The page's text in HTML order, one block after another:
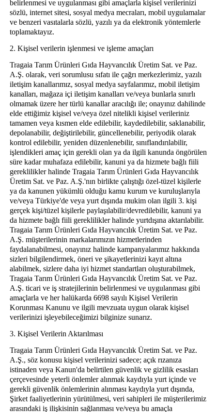
belirlenmesi ve uygulanması gibi amaçlarla kişisel verilerinizi
sözlü, internet sitesi, sosyal medya mecraları, mobil uygulamalar
ve benzeri vasıtalarla sözlü, yazılı ya da elektronik yöntemlerle
toplamaktayız.
2. Kişisel verilerin işlenmesi ve işleme amaçları
Tragaia Tarım Ürünleri Gıda Hayvancılık Üretim Sat. ve Paz.
A.Ş. olarak, veri sorumlusu sıfatı ile çağrı merkezlerimiz, yazılı
iletişim kanallarımız, sosyal medya sayfalarımız, mobil iletişim
kanalları, mağaza içi iletişim kanalları ve/veya bunlarla sınırlı
olmamak üzere her türlü kanallar aracılığı ile; onayınız dahilinde
elde ettiğimiz kişisel ve/veya özel nitelikli kişisel verileriniz
tamamen veya kısmen elde edilebilir, kaydedilebilir, saklanabilir,
depolanabilir, değiştirilebilir, güncellenebilir, periyodik olarak
kontrol edilebilir, yeniden düzenlenebilir, sınıflandırılabilir,
işlendikleri amaç için gerekli olan ya da ilgili kanunda öngörülen
süre kadar muhafaza edilebilir, kanuni ya da hizmete bağlı fiili
gereklilikler halinde Tragaia Tarım Ürünleri Gıda Hayvancılık
Üretim Sat. ve Paz. A.Ş.'nın birlikte çalıştığı özel-tüzel kişilerle
ya da kanunen yükümlü olduğu kamu kurum ve kuruluşlarıyla
ve/veya Türkiye'de veya yurt dışında mukim olan ilgili 3. kişi
gerçek kişi/tüzel kişilerle paylaşılabilir/devredilebilir, kanuni ya
da hizmete bağlı fiili gereklilikler halinde yurtdışına aktarılabilir.
Tragaia Tarım Ürünleri Gıda Hayvancılık Üretim Sat. ve Paz.
A.Ş. müşterilerinin markalarımızın hizmetlerinden
faydalanabilmesi, onayınız halinde kampanyalarımız hakkında
sizleri bilgilendirmek, öneri ve şikayetlerinizi kayıt altına
alabilmek, sizlere daha iyi hizmet standartları oluşturabilmek,
Tragaia Tarım Ürünleri Gıda Hayvancılık Üretim Sat. ve Paz.
A.Ş. ticari ve iş stratejilerinin belirlenmesi ve uygulanması gibi
amaçlarla ve her halükarda 6698 sayılı Kişisel Verilerin
Korunması Kanunu ve ilgili mevzuata uygun olarak kişisel
verilerinizi işleyebileceğimizi bilginize sunarız.
3. Kişisel Verilerin Aktarılması
Tragaia Tarım Ürünleri Gıda Hayvancılık Üretim Sat. ve Paz.
A.Ş., söz konusu kişisel verilerinizi sadece; açık rızanıza
istinaden veya Kanun'da belirtilen güvenlik ve gizlilik esasları
çerçevesinde yeterli önlemler alınmak kaydıyla yurt içinde ve
gerekli güvenlik önlemlerinin alınması kaydıyla yurt dışında,
Şirket faaliyetlerinin yürütülmesi, veri sahipleri ile müşterilerimiz
arasındaki iş ilişkisinin sağlanması ve/veya bu amaçla